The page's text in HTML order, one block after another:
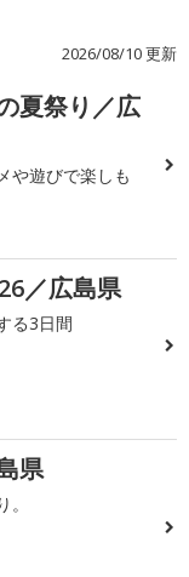
2026/08/10 更新
夏祭り／広
や遊びで楽しも
／広島県
る3日間
県